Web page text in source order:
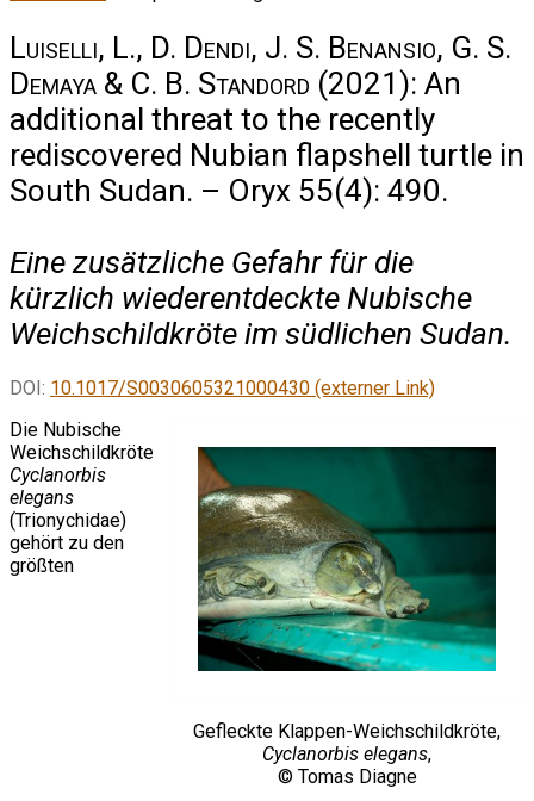
Luiselli, L., D. Dendi, J. S. Benansio, G. S.
Demaya & C. B. Standord (2021): An
additional threat to the recently
rediscovered Nubian flapshell turtle in
South Sudan. – Oryx 55(4): 490.
Eine zusätzliche Gefahr für die
kürzlich wiederentdeckte Nubische
Weichschildkröte im südlichen Sudan.
DOI: 10.1017/S0030605321000430 (externer Link)
Gefleckte Klappen-Weichschildkröte,
Cyclanorbis elegans,
© Tomas Diagne
Die Nubische
Weichschildkröte
Cyclanorbis
elegans
(Trionychidae)
gehört zu den
größten